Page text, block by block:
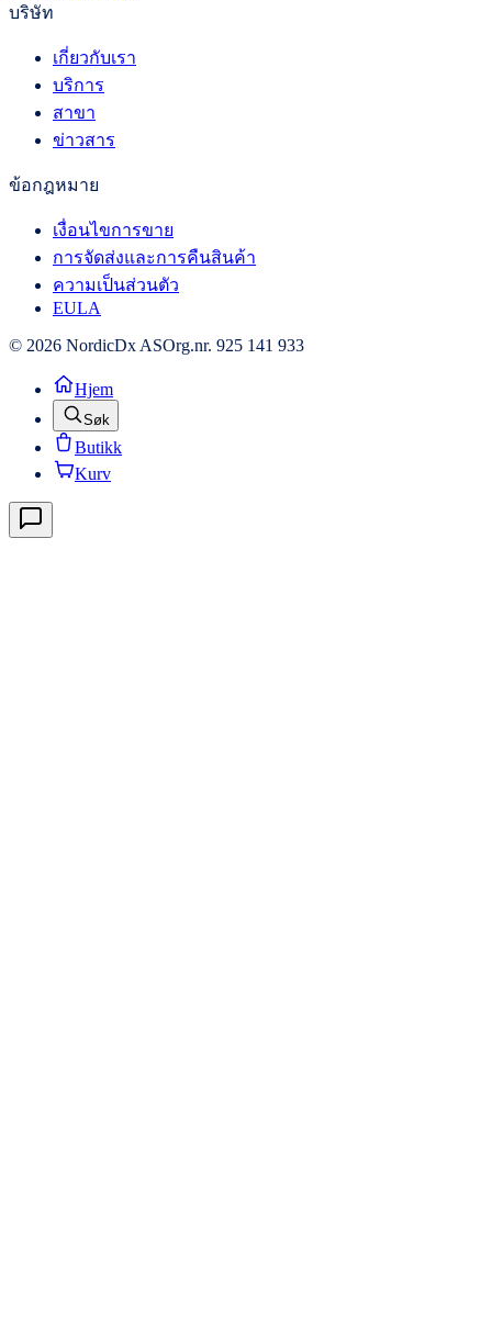
บริษัท
เกี่ยวกับเรา
บริการ
สาขา
ข่าวสาร
ข้อกฎหมาย
เงื่อนไขการขาย
การจัดส่งและการคืนสินค้า
ความเป็นส่วนตัว
EULA
© 2026 NordicDx ASOrg.nr. 925 141 933
Hjem
Søk
Butikk
Kurv